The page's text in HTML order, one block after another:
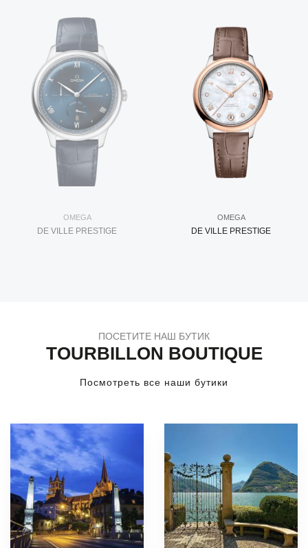
OMEGA
DE VILLE PRESTIGE
OMEGA
DE VILLE PRESTIGE
ПОСЕТИТЕ НАШ БУТИК
TOURBILLON BOUTIQUE
Посмотреть все наши бутики